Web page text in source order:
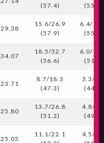
(57.4)
(55.7)
29.38
15.6/26.9
(57.9)
6.4/
(55.7)
34.07
18.5/32.7
(56.6)
6.0/
(51.4)
23.71
8.7/18.3
(47.3)
3.3/
(44.4)
25.80
13.7/26.8
(51.2)
4.8/
(49.7)
25.05
11.1/22.1
4.5/